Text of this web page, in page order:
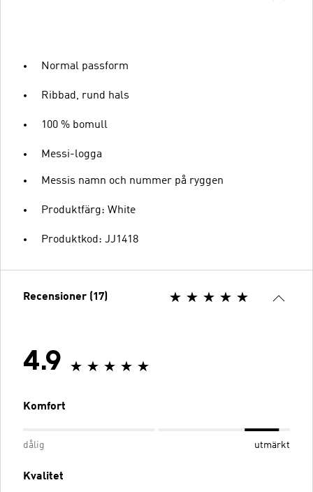
Normal passform
Ribbad, rund hals
100 % bomull
Messi-logga
Messis namn och nummer på ryggen
Produktfärg: White
Produktkod: JJ1418
Recensioner (17)
4.9
Komfort
dålig utmärkt
Kvalitet